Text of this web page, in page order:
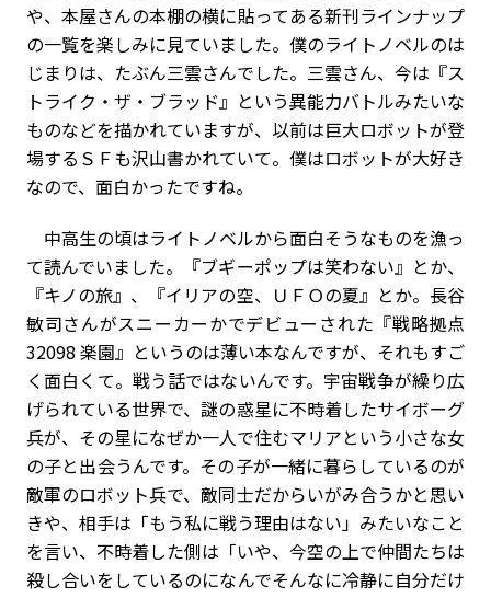
や、本屋さんの本棚の横に貼ってある新刊ラインナップ
の一覧を楽しみに見ていました。僕のライトノベルのは
じまりは、たぶん三雲さんでした。三雲さん、今は『ス
トライク・ザ・ブラッド』という異能力バトルみたいな
ものなどを描かれていますが、以前は巨大ロボットが登
場するＳＦも沢山書かれていて。僕はロボットが大好き
なので、面白かったですね。
中高生の頃はライトノベルから面白そうなものを漁っ
て読んでいました。『ブギーポップは笑わない』とか、
『キノの旅』、『イリアの空、ＵＦＯの夏』とか。長谷
敏司さんがスニーカーかでデビューされた『戦略拠点
32098 楽園』というのは薄い本なんですが、それもすご
く面白くて。戦う話ではないんです。宇宙戦争が繰り広
げられている世界で、謎の惑星に不時着したサイボーグ
兵が、その星になぜか一人で住むマリアという小さな女
の子と出会うんです。その子が一緒に暮らしているのが
敵軍のロボット兵で、敵同士だからいがみ合うかと思い
きや、相手は「もう私に戦う理由はない」みたいなこと
を言い、不時着した側は「いや、今空の上で仲間たちは
殺し合いをしているのになんでそんなに冷静に自分だけ